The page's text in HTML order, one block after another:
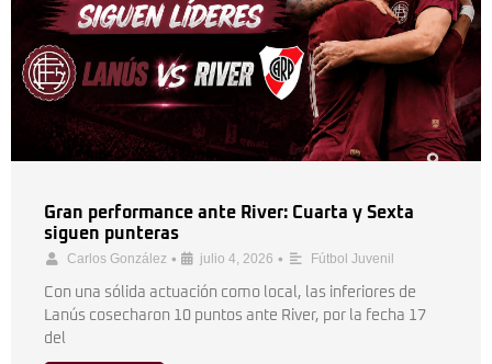
Gran performance ante River: Cuarta y Sexta
siguen punteras
Carlos González • julio 4, 2026 • Fútbol Juvenil
Con una sólida actuación como local, las inferiores de
Lanús cosecharon 10 puntos ante River, por la fecha 17
del